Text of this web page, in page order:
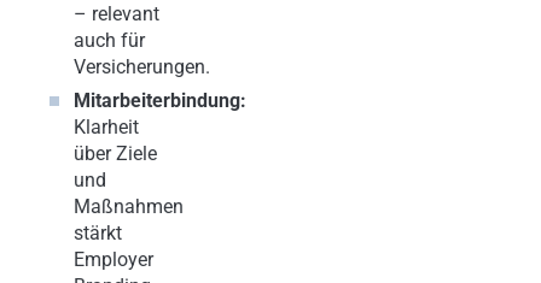
– relevant
auch für
Versicherungen.
Mitarbeiterbindung:
Klarheit
über Ziele
und
Maßnahmen
stärkt
Employer